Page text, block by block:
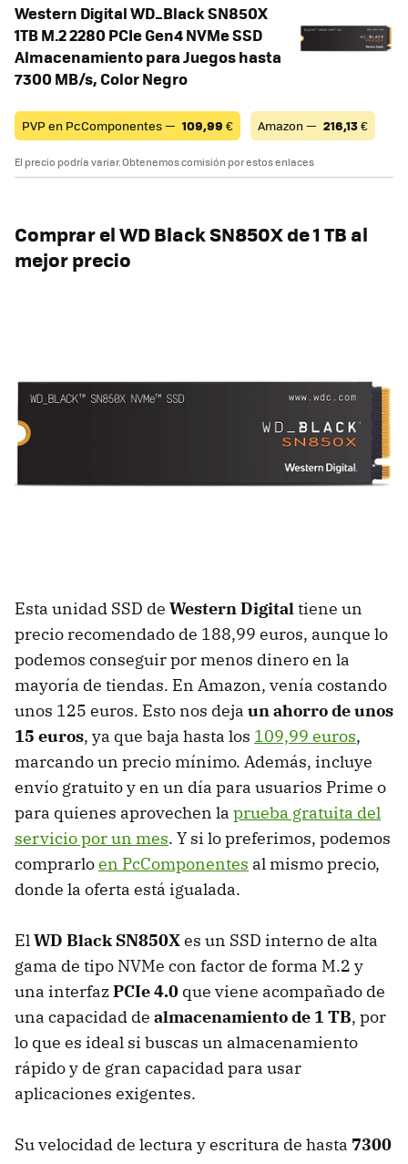
Western Digital WD_Black SN850X
1TB M.2 2280 PCIe Gen4 NVMe SSD
Almacenamiento para Juegos hasta
7300 MB/s, Color Negro
PVP en PcComponentes — 109,99 € Amazon — 216,13€
El precio podría variar. Obtenemos comisión por estos enlaces
Comprar el WD Black SN850X de 1 TB al
mejor precio
Esta unidad SSD de Western Digitaltiene un
precio recomendado de 188,99 euros, aunque lo
podemos conseguir por menos dinero en la
mayoría de tiendas. En Amazon, venía costando
unos 125 euros. Esto nos deja un ahorro de unos
15 euros, ya que baja hasta los 109,99 euros,
marcando un precio mínimo. Además, incluye
envío gratuito y en un día para usuarios Prime o
para quienes aprovechen la prueba gratuita del
servicio por un mes. Y si lo preferimos, podemos
comprarloen PcComponentes al mismo precio,
donde la oferta está igualada.
ElWD Black SN850Xes un SSD interno de alta
gama de tipo NVMe con factor de forma M.2 y
una interfazPCIe 4.0 que viene acompañado de
una capacidad de almacenamiento de 1 TB, por
lo que es ideal si buscas un almacenamiento
rápido y de gran capacidad para usar
aplicaciones exigentes.
Su velocidad de lectura y escritura de hasta 7300